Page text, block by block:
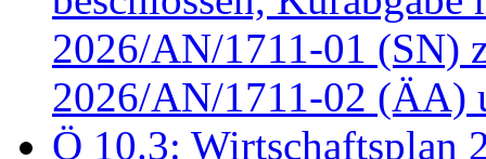
2026/AN/1711-01 (SN)
2026/AN/1711-02 (ÄA)
Ö 10.3: Wirtschaftsplan